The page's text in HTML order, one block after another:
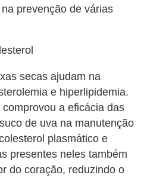
prevenção de várias
secas ajudam na
e hiperlipidemia.
a eficácia das
de uva na manutenção
plasmático e
presentes neles também
do coração, reduzindo o